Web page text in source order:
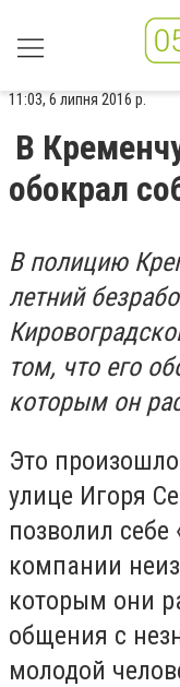
11:03, 6 липня 2016 р.
В
обокрал
В полицию
летний
том, что его
которым он
Это
улице Игоря
позволил себе
компании
которым они
общения с
молодой